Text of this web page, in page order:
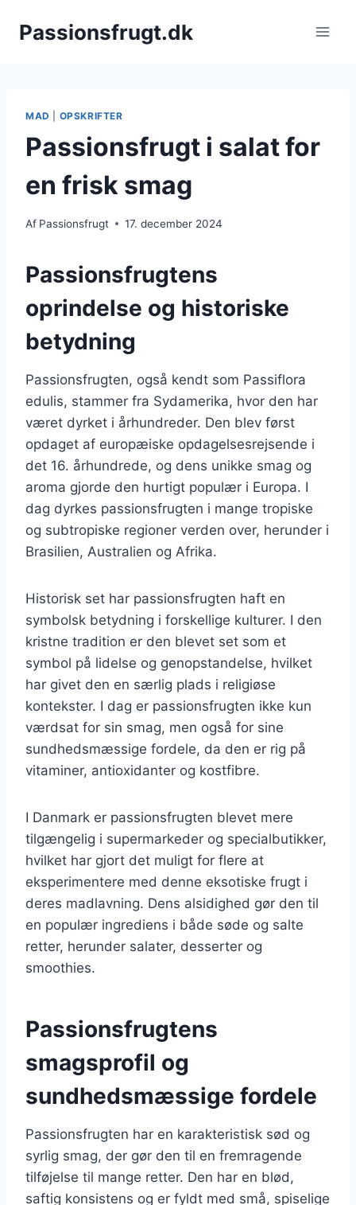
Passionsfrugt.dk
MAD OPSKRIFTER
Passionsfrugt i salat for
en frisk smag
Af Passionsfrugt 17. december 2024
Passionsfrugtens
oprindelse og historiske
betydning
Passionsfrugten, også kendt som Passiflora
edulis, stammer fra Sydamerika, hvor den har
været dyrket i århundreder. Den blev først
opdaget af europæiske opdagelsesrejsende i
det 16. århundrede, og dens unikke smag og
aroma gjorde den hurtigt populær i Europa. I
dag dyrkes passionsfrugten i mange tropiske
og subtropiske regioner verden over, herunder i
Brasilien, Australien og Afrika.
Historisk set har passionsfrugten haft en
symbolsk betydning i forskellige kulturer. I den
kristne tradition er den blevet set som et
symbol på lidelse og genopstandelse, hvilket
har givet den en særlig plads i religiøse
kontekster. I dag er passionsfrugten ikke kun
værdsat for sin smag, men også for sine
sundhedsmæssige fordele, da den er rig på
vitaminer, antioxidanter og kostfibre.
I Danmark er passionsfrugten blevet mere
tilgængelig i supermarkeder og specialbutikker,
hvilket har gjort det muligt for flere at
eksperimentere med denne eksotiske frugt i
deres madlavning. Dens alsidighed gør den til
en populær ingrediens i både søde og salte
retter, herunder salater, desserter og
smoothies.
Passionsfrugtens
smagsprofil og
sundhedsmæssige fordele
Passionsfrugten har en karakteristisk sød og
syrlig smag, der gør den til en fremragende
tilføjelse til mange retter. Den har en blød,
saftig konsistens og er fyldt med små, spiselige